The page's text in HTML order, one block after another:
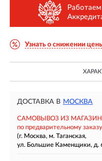
Узнать о снижении
ДОСТАВКА В МОСКВА
САМОВЫВОЗ ИЗ
по предварительному заказу
(г. Москва, м. Таганская,
ул. Большие Каменщики, д.